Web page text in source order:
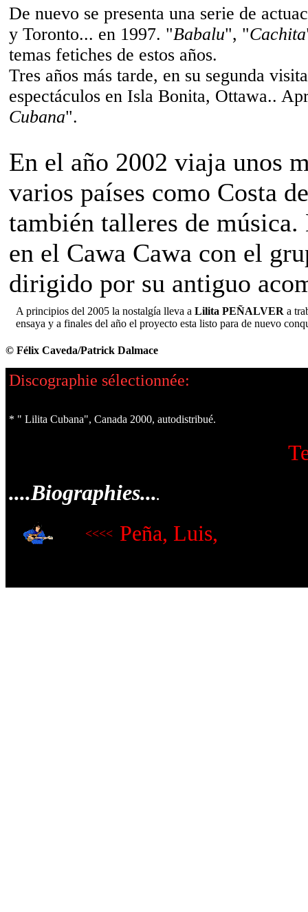
De nuevo se presenta una serie de
y Toronto... en 1997. "Babalu", "Cachita
temas fetiches de estos años.
Tres años más tarde, en su segunda
espectáculos en Isla Bonita, Ottawa..
Cubana".
En el año 2002 viaja unos
varios países como Costa
también talleres de música.
en el Cawa Cawa con el
dirigido por su antiguo
A principios del 2005 la nostalgía lleva a Lilita PEÑALVER a
ensaya y a finales del año el proyecto esta listo para de nuevo
© Félix Caveda/Patrick Dalmace
Discographie sélectionnée:
* " Lilita Cubana", Canada 2000, autodistribué.
....Biographies....
<<<< Peña, Luis,